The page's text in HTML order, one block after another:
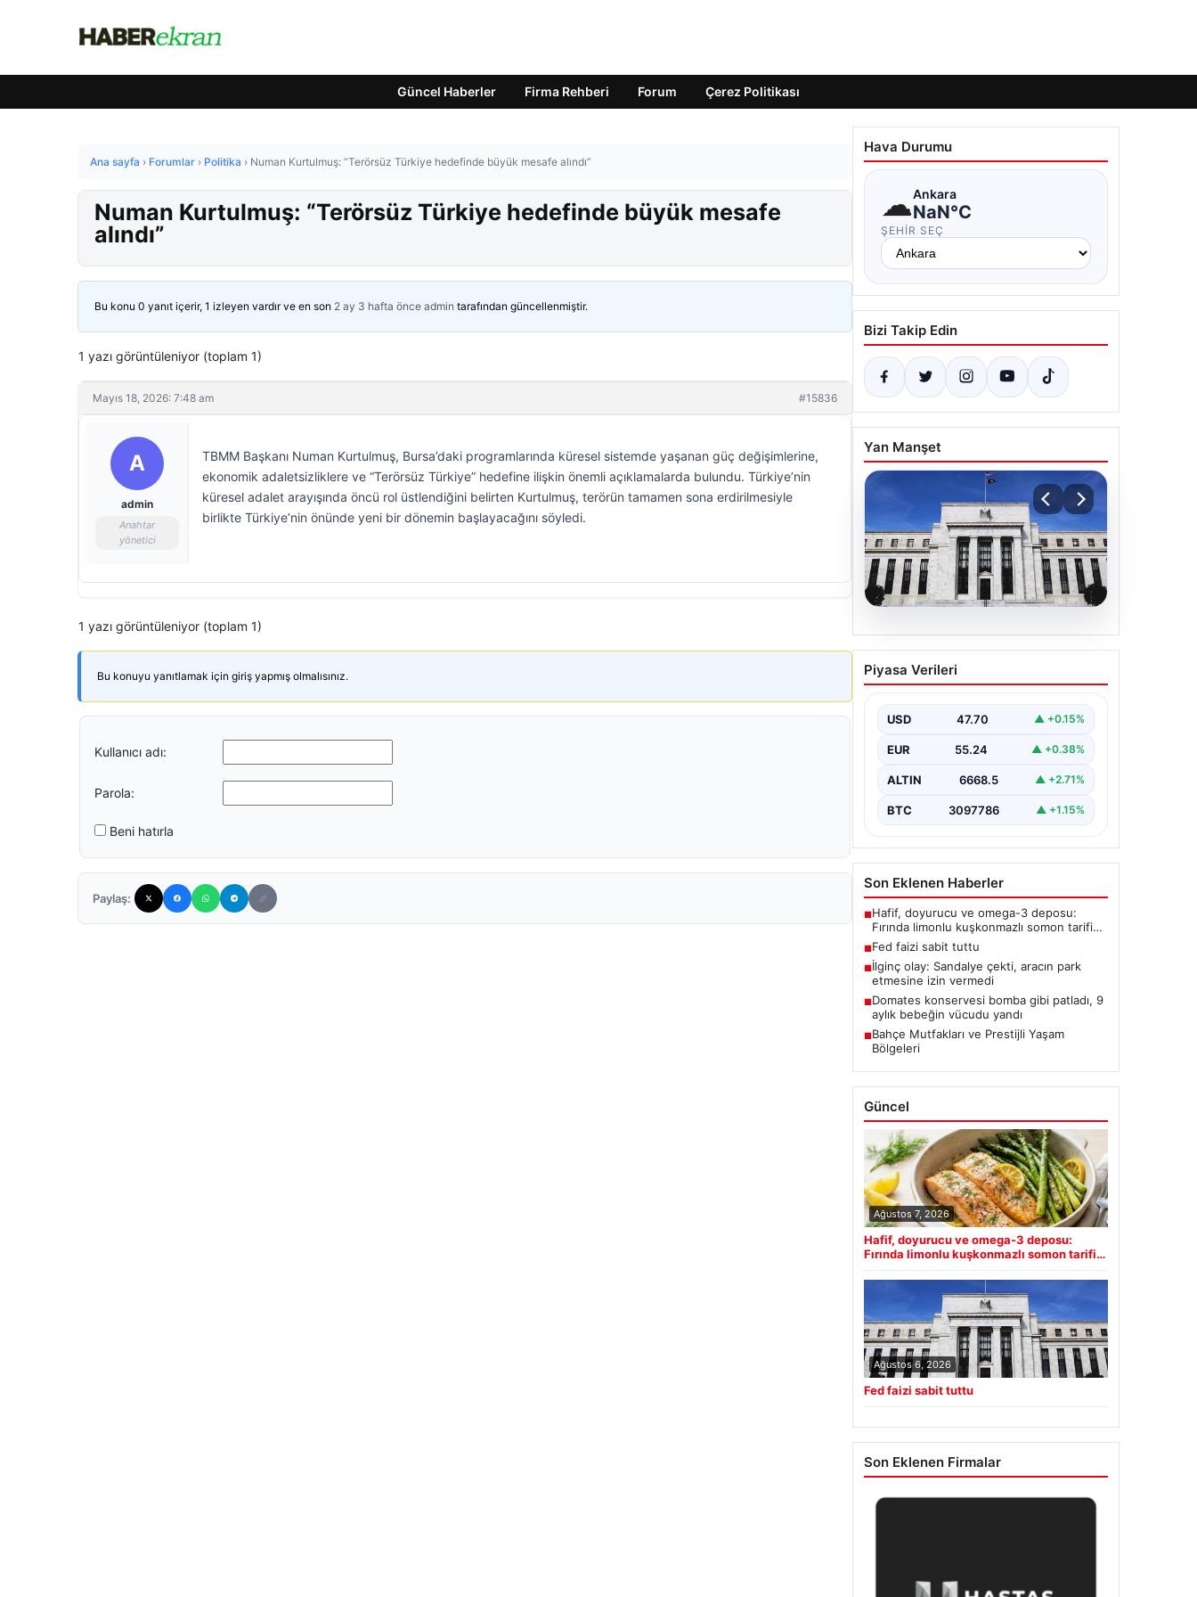
Güncel Haberler Firma Rehberi Forum Çerez Politikası
Ana sayfa › Forumlar › Politika › Numan Kurtulmuş: “Terörsüz Türkiye hedefinde büyük mesafe alındı”
Numan Kurtulmuş: “Terörsüz Türkiye hedefinde büyük mesafe
alındı”
Bu konu 0 yanıt içerir, 1 izleyen vardır ve en son 2 ay 3 hafta önce admin tarafından güncellenmiştir.
1 yazı görüntüleniyor (toplam 1)
Mayıs 18, 2026: 7:48 am #15836
A
admin
Anahtar
yönetici
TBMM Başkanı Numan Kurtulmuş, Bursa’daki programlarında küresel sistemde yaşanan güç değişimlerine,
ekonomik adaletsizliklere ve “Terörsüz Türkiye” hedefine ilişkin önemli açıklamalarda bulundu. Türkiye’nin
küresel adalet arayışında öncü rol üstlendiğini belirten Kurtulmuş, terörün tamamen sona erdirilmesiyle
birlikte Türkiye’nin önünde yeni bir dönemin başlayacağını söyledi.
1 yazı görüntüleniyor (toplam 1)
Bu konuyu yanıtlamak için giriş yapmış olmalısınız.
Kullanıcı adı:
Parola:
Beni hatırla
Paylaş:
Hava Durumu
☁Ankara
NaN°C
ŞEHIR SEÇ
Bizi Takip Edin
Yan Manşet
Fed faizi sabit tuttu
Piyasa Verileri
USD 47.70 ▲ +0.15%
EUR 55.24 ▲ +0.38%
ALTIN 6668.5 ▲ +2.71%
BTC 3097786 ▲ +1.15%
Son Eklenen Haberler
■Hafif, doyurucu ve omega-3 deposu:
Fırında limonlu kuşkonmazlı somon tarifi…
■Fed faizi sabit tuttu
■İlginç olay: Sandalye çekti, aracın park
etmesine izin vermedi
■Domates konservesi bomba gibi patladı, 9
aylık bebeğin vücudu yandı
■Bahçe Mutfakları ve Prestijli Yaşam
Bölgeleri
Güncel
Ağustos 7, 2026
Hafif, doyurucu ve omega-3 deposu:
Fırında limonlu kuşkonmazlı somon tarifi…
Ağustos 6, 2026
Fed faizi sabit tuttu
Son Eklenen Firmalar